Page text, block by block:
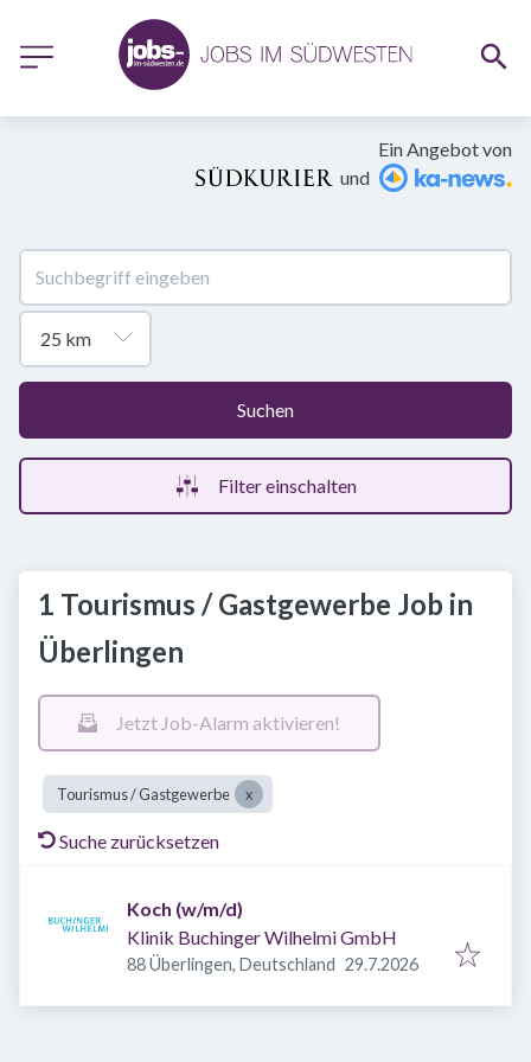
Ein Angebot von
und
Suchen
Filter einschalten
1 Tourismus / Gastgewerbe Job in
Überlingen
Jetzt Job-Alarm aktivieren!
Tourismus / Gastgewerbe
Suche zurücksetzen
Koch (w/m/d)
Klinik Buchinger Wilhelmi GmbH
88 Überlingen, Deutschland Veröffentlicht
29.7.2026